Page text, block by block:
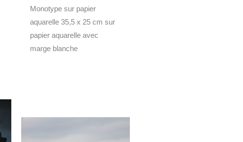
Monotype sur papier
aquarelle 35,5 x 25 cm sur
papier aquarelle avec
marge blanche